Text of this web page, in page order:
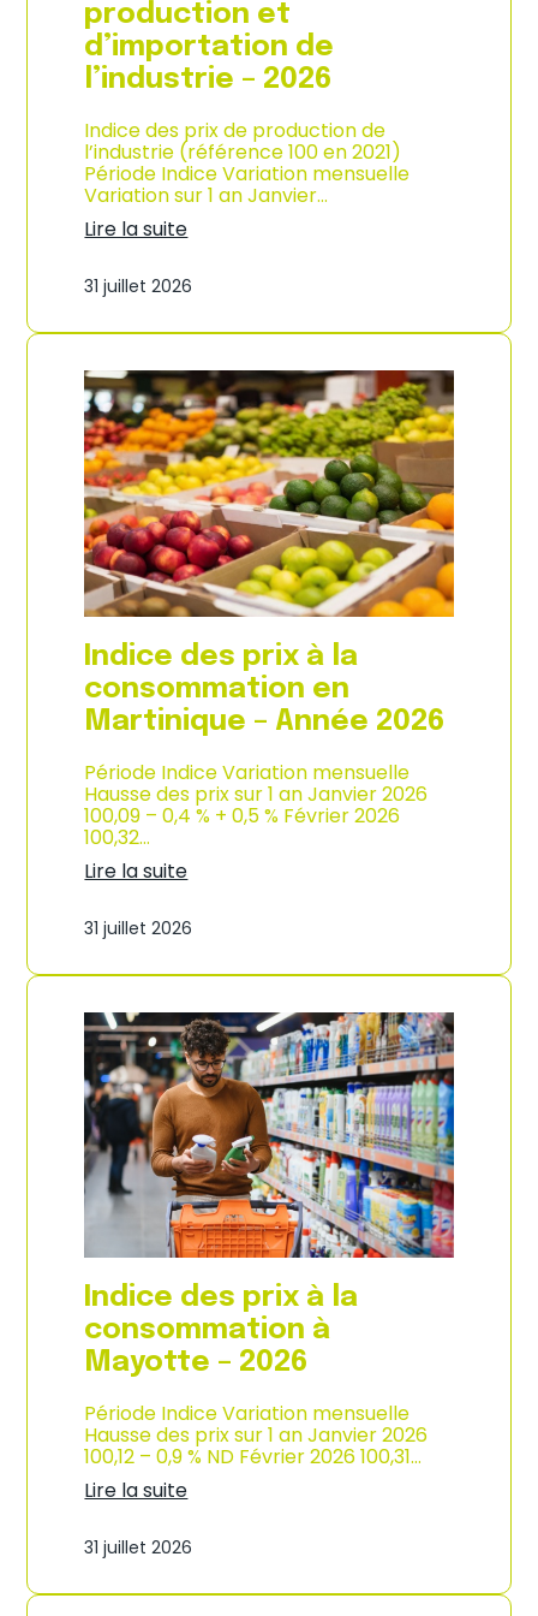
s
o
m
m
a
i
o
n
e
n
G
a
e
o
u
p
e
–
A
n
n
é
e
2
0
2
6
production et
d’importation de
l’industrie – 2026
Indice des prix de production de
l’industrie (référence 100 en 2021)
Période Indice Variation mensuelle
Variation sur 1 an Janvier…
Lire la suite
n
i
e
d
e
s
p
r
i
x
d
e
p
r
o
d
u
c
t
o
n
e
’
m
p
r
t
a
t
i
o
n
d
e
l
’
i
n
d
u
s
t
r
i
–
2
0
6
31 juillet 2026
Indice des prix à la
consommation en
Martinique – Année 2026
Période Indice Variation mensuelle
Hausse des prix sur 1 an Janvier 2026
100,09 – 0,4 % + 0,5 % Février 2026
100,32…
Lire la suite
n
i
e
d
e
s
r
i
x
à
l
a
c
o
n
s
o
m
a
t
i
n
n
M
31 juillet 2026
Indice des prix à la
consommation à
Mayotte – 2026
Période Indice Variation mensuelle
Hausse des prix sur 1 an Janvier 2026
100,12 – 0,9 % ND Février 2026 100,31…
Lire la suite
n
i
31 juillet 2026